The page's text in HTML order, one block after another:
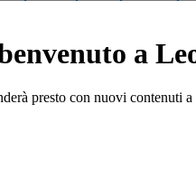
a
presto con nuovi contenuti